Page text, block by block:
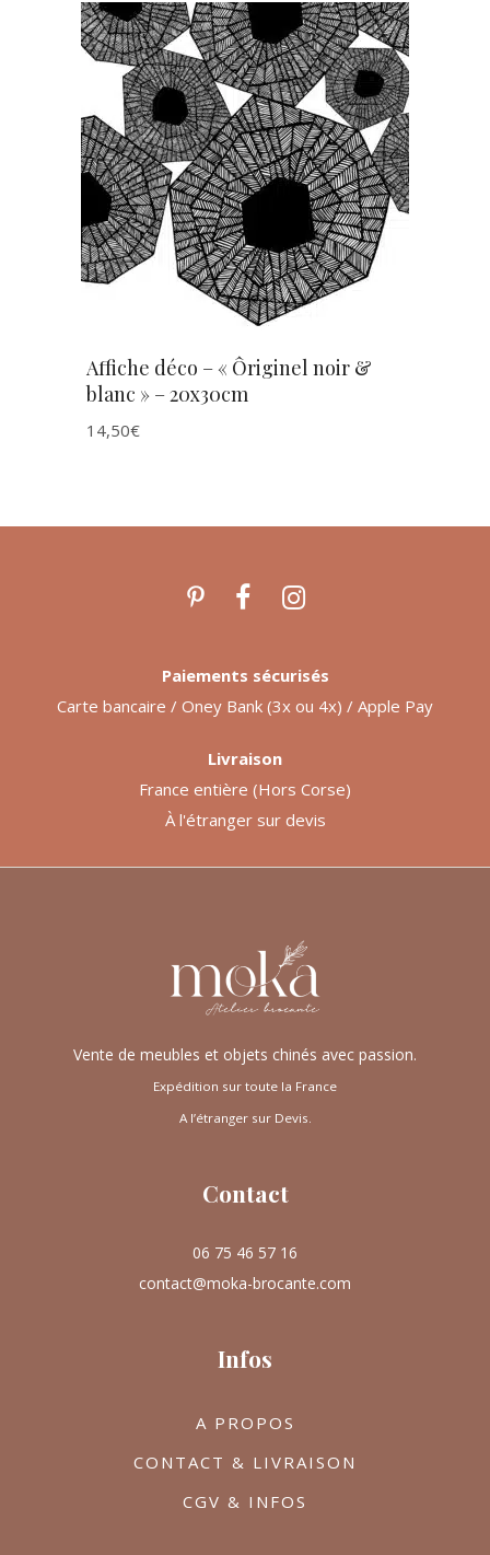
AJOUTER AU PANIER
Affiche déco – « Ôriginel noir &
blanc » – 20x30cm
14,50€
Vente de meubles et objets chinés avec passion.
Expédition sur toute la France
A l’étranger sur Devis.
Contact
06 75 46 57 16
contact@moka-brocante.com
Infos
A PROPOS
CONTACT & LIVRAISON
CGV & INFOS
Paiements sécurisés
Carte bancaire / Oney Bank (3x ou 4x) / Apple Pay
Livraison
France entière (Hors Corse)
À l'étranger sur devis